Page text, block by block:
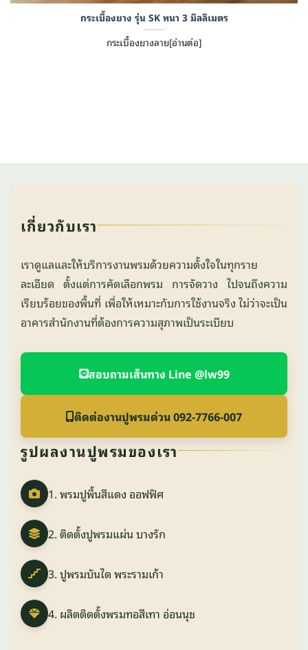
กระเบื้องยาง รุ่น SK หนา 3 มิลลิเมตร
กระเบื้องยางลาย[อ่านต่อ]
เกี่ยวกับเรา
เราดูแลและให้บริการงานพรมด้วยความตั้งใจในทุกราย
ละเอียด ตั้งแต่การคัดเลือกพรม การจัดวาง ไปจนถึงความ
เรียบร้อยของพื้นที่ เพื่อให้เหมาะกับการใช้งานจริง ไม่ว่าจะเป็น
อาคารสำนักงานที่ต้องการความสุภาพเป็นระเบียบ
สอบถามเส้นทาง Line @lw99
ติดต่องานปูพรมด่วน 092-7766-007
รูปผลงานปูพรมของเรา
1. พรมปูพื้นสีแดง ออฟฟิศ
2. ติดตั้งปูพรมแผ่น บางรัก
3. ปูพรมบันได พระรามเก้า
4. ผลิตติดตั้งพรมทอสีเทา อ่อนนุช